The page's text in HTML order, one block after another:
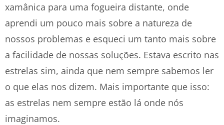
xamânica para uma fogueira distante, onde
aprendi um pouco mais sobre a natureza de
nossos problemas e esqueci um tanto mais sobre
a facilidade de nossas soluções. Estava escrito nas
estrelas sim, ainda que nem sempre sabemos ler
o que elas nos dizem. Mais importante que isso:
as estrelas nem sempre estão lá onde nós
imaginamos.